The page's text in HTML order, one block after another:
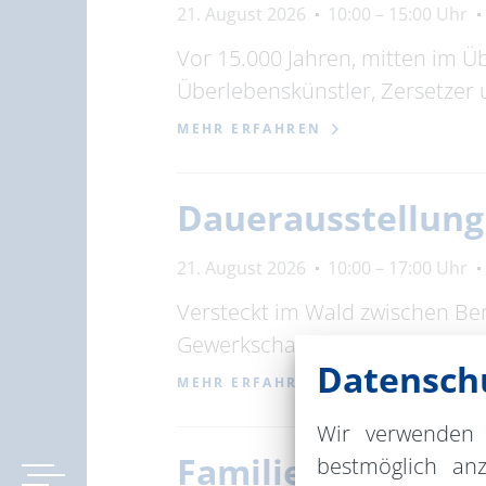
21. August 2026 10:00 – 15:00 Uhr
Vor 15.000 Jahren, mitten im
Überlebenskünstler, Zersetzer
MEHR ERFAHREN
21. August 2026 10:00 – 17:00 Uhr
Versteckt im Wald zwischen
Gewerkschaftsbundes (ADGB).
MEHR ERFAHREN
Familien-
Wir
bestmöglich